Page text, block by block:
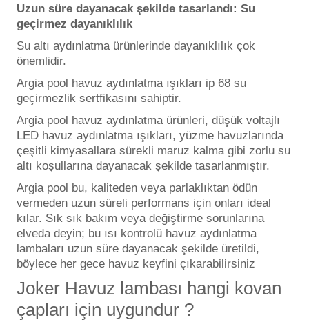
Dalgıç Pompa
Havuz Güvenlik
Havuz
Kapağı
Havuz Pompa
Havuz
Jakuzi Sauna
Uzun süre dayanacak şekilde tasarlandı: Su
geçirmez dayanıklılık
Su altı aydınlatma ürünlerinde dayanıklılık çok
önemlidir.
Argia pool havuz aydınlatma ışıkları ip 68 su
geçirmezlik sertfikasını sahiptir.
Argia pool havuz aydınlatma ürünleri, düşük voltajlı
LED havuz aydınlatma ışıkları, yüzme havuzlarında
çeşitli kimyasallara sürekli maruz kalma gibi zorlu su
altı koşullarına dayanacak şekilde tasarlanmıştır.
Argia pool bu, kaliteden veya parlaklıktan ödün
vermeden uzun süreli performans için onları ideal
kılar. Sık sık bakım veya değiştirme sorunlarına
elveda deyin; bu ısı kontrolü havuz aydınlatma
lambaları uzun süre dayanacak şekilde üretildi,
böylece her gece havuz keyfini çıkarabilirsiniz
Joker Havuz lambası hangi kovan
çapları için uygundur ?